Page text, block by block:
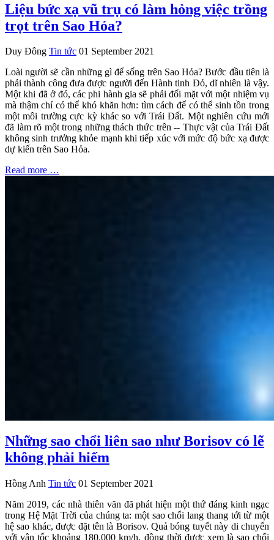
Liệu bức xạ vũ trụ có làm hỏng việc trồng
trọt trên Sao Hỏa?
Duy Đông Tin tức 01 September 2021
Loài người sẽ cần những gì để sống trên Sao Hỏa? Bước đầu tiên là
phải thành công đưa được người đến Hành tinh Đỏ, dĩ nhiên là vậy.
Một khi đã ở đó, các phi hành gia sẽ phải đối mặt với một nhiệm vụ
mà thậm chí có thể khó khăn hơn: tìm cách để có thể sinh tồn trong
một môi trường cực kỳ khác so với Trái Đất. Một nghiên cứu mới
đã làm rõ một trong những thách thức trên -- Thực vật của Trái Đất
không sinh trưởng khỏe mạnh khi tiếp xúc với mức độ bức xạ được
dự kiến trên Sao Hỏa.
Read more …
Những sao chổi liên sao như Borisov có lẽ
không phải hiếm
Hồng Anh Tin tức 01 September 2021
Năm 2019, các nhà thiên văn đã phát hiện một thứ đáng kinh ngạc
trong Hệ Mặt Trời của chúng ta: một sao chổi lang thang tới từ một
hệ sao khác, được đặt tên là Borisov. Quả bóng tuyết này di chuyển
với vận tốc khoảng 180.000 km/h, đồng thời được xem là sao chổi